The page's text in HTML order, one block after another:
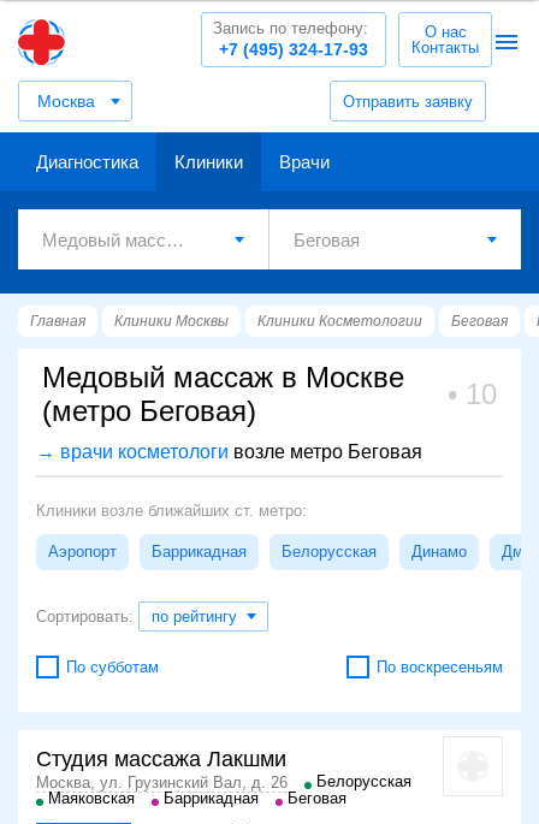
Москва Отправить заявку
+7 (495) 324-17-93
Запись по телефону:
О нас
Контакты
Диагностика Клиники Врачи
Главная Клиники Москвы Клиники Косметологии Беговая
Медовый массаж в Москве
(метро Беговая)
10
→ врачи косметологи возле метро Беговая
Клиники возле ближайших ст. метро:
Аэропорт Баррикадная Белорусская Динамо
Сортировать: по рейтингу
По субботам По воскресеньям
Студия массажа Лакшми
Москва, ул. Грузинский Вал, д. 26
Белорусская
Маяковская
Баррикадная Беговая